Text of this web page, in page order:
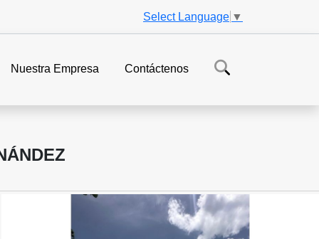
Select Language ▼
Nuestra Empresa Contáctenos